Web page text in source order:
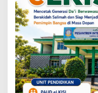
m
b
o
l
i
k
y
a
n
g